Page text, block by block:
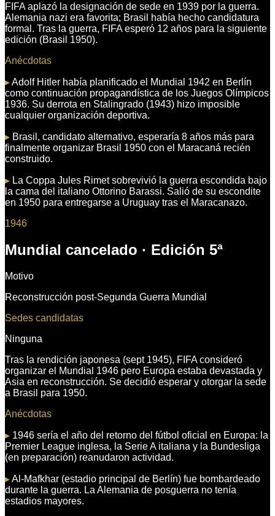
FIFA aplazó la designación de sede en 1939 por la guerra.
Alemania nazi era favorita; Brasil había hecho candidatura
formal. Tras la guerra, FIFA esperó 12 años para la siguiente
edición (Brasil 1950).
Anécdotas
▸Adolf Hitler había planificado el Mundial 1942 en Berlín
como continuación propagandística de los Juegos Olímpicos
1936. Su derrota en Stalingrado (1943) hizo imposible
cualquier organización deportiva.
▸ Brasil, candidato alternativo, esperaría 8 años más para
finalmente organizar Brasil 1950 con el Maracaná recién
construido.
▸ La Coppa Jules Rimet sobrevivió la guerra escondida bajo
la cama del italiano Ottorino Barassi. Salió de su escondite
en 1950 para entregarse a Uruguay tras el Maracanazo.
1946
Mundial cancelado · Edición 5ª
Motivo
Reconstrucción post-Segunda Guerra Mundial
Sedes candidatas
Ninguna
Tras la rendición japonesa (sept 1945), FIFA consideró
organizar el Mundial 1946 pero Europa estaba devastada y
Asia en reconstrucción. Se decidió esperar y otorgar la sede
a Brasil para 1950.
Anécdotas
▸ 1946 sería el año del retorno del fútbol oficial en Europa: la
Premier League inglesa, la Serie A italiana y la Bundesliga
(en preparación) reanudaron actividad.
▸Al-Mafkhar (estadio principal de Berlín) fue bombardeado
durante la guerra. La Alemania de posguerra no tenía
estadios mayores.